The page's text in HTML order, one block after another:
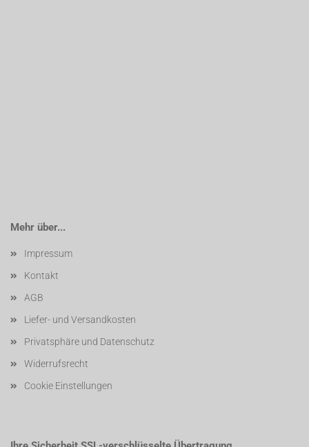
Mehr über...
Impressum
Kontakt
AGB
Liefer- und Versandkosten
Privatsphäre und Datenschutz
Widerrufsrecht
Cookie Einstellungen